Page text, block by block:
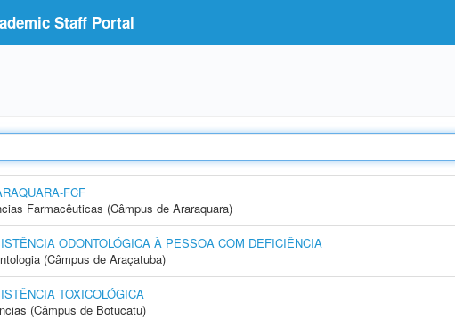
Staff Portal
FCF
Farmacêuticas (Câmpus de Araraquara)
ODONTOLÓGICA À PESSOA COM DEFICIÊNCIA
(Câmpus de Araçatuba)
TOXICOLÓGICA
(Câmpus de Botucatu)